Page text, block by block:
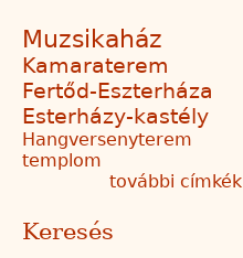
Muzsikaház
Kamaraterem
Fertőd-Eszterháza
Esterházy-kastély
Hangversenyterem
templom
további címkék
Keresés